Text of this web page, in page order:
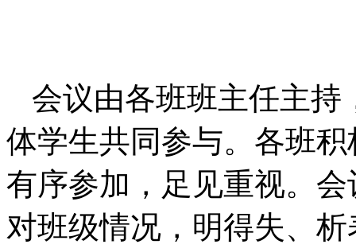
会议由各班班主任主持
体学生共同参与。各班
有序参加，足见重视。
对班级情况，明得失、